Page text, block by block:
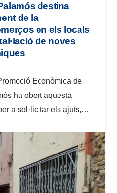
destina
de la
en els locals
de noves
Econòmica de
ha obert aquesta
a sol·licitar els ajuts,…